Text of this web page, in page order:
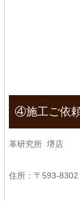
④施工ご依
革研究所 堺店
住所：〒593-